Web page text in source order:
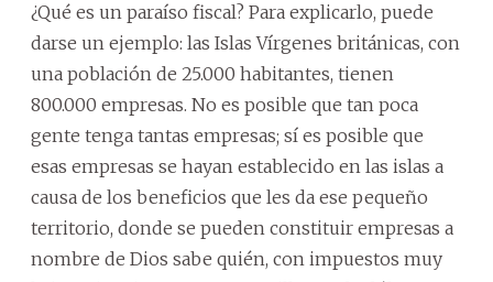
¿Qué es un paraíso fiscal? Para explicarlo, puede
darse un ejemplo: las Islas Vírgenes británicas, con
una población de 25.000 habitantes, tienen
800.000 empresas. No es posible que tan poca
gente tenga tantas empresas; sí es posible que
esas empresas se hayan establecido en las islas a
causa de los beneficios que les da ese pequeño
territorio, donde se pueden constituir empresas a
nombre de Dios sabe quién, con impuestos muy